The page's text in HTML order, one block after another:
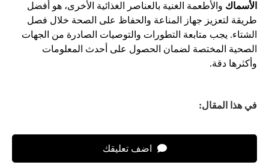
الأسماك والأطعمة الغنية بالعناصر الغذائية الأخرى، هو أفضل
طريقة لتعزيز جهاز المناعة والحفاظ على الصحة خلال فصل
الشتاء. يجب متابعة التطورات والتوصيات الصادرة من الجهات
الصحية المختصة لضمان الحصول على أحدث المعلومات
وأكثرها دقة.
في هذا المقال:
اضف تعليقك